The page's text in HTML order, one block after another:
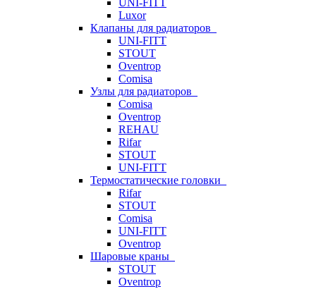
UNI-FITT
Luxor
Клапаны для радиаторов
UNI-FITT
STOUT
Oventrop
Comisa
Узлы для радиаторов
Comisa
Oventrop
REHAU
Rifar
STOUT
UNI-FITT
Термостатические головки
Rifar
STOUT
Comisa
UNI-FITT
Oventrop
Шаровые краны
STOUT
Oventrop